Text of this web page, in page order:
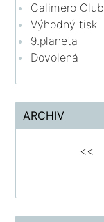
Calimero Club
Výhodný tisk
9.planeta
Dovolená
ARCHIV
<<